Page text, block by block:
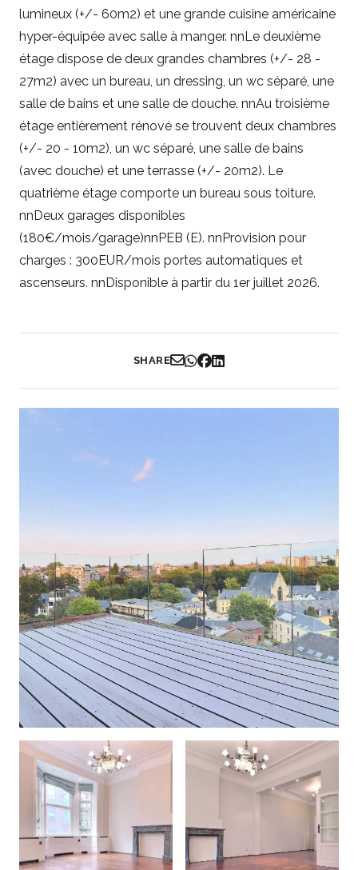
lumineux (+/- 60m2) et une grande cuisine américaine
hyper-équipée avec salle à manger. nnLe deuxième
étage dispose de deux grandes chambres (+/- 28 -
27m2) avec un bureau, un dressing, un wc séparé, une
salle de bains et une salle de douche. nnAu troisième
étage entièrement rénové se trouvent deux chambres
(+/- 20 - 10m2), un wc séparé, une salle de bains
(avec douche) et une terrasse (+/- 20m2). Le
quatrième étage comporte un bureau sous toiture.
nnDeux garages disponibles
(180€/mois/garage)nnPEB (E). nnProvision pour
charges : 300EUR/mois portes automatiques et
ascenseurs. nnDisponible à partir du 1er juillet 2026.
SHARE
Partager par Email
Partager sur WhatsApp
Partager sur Facebook
Partager sur LinkedIn